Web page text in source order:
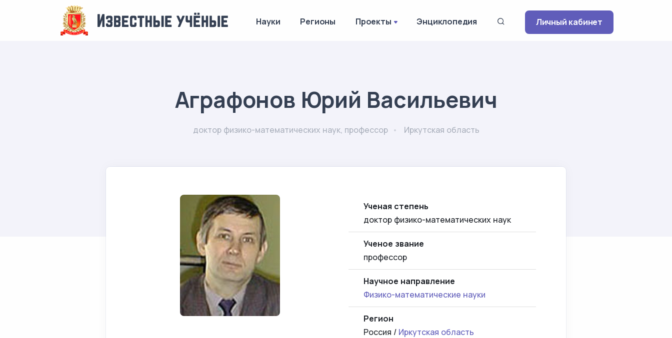
Науки Регионы Проекты Энциклопедия Личный кабинет
Аграфонов Юрий Васильевич
доктор физико-математических наук, профессор Иркутская область
Ученая степень
доктор физико-математических наук
Ученое звание
профессор
Научное направление
Физико-математические науки
Регион
Россия / Иркутская область